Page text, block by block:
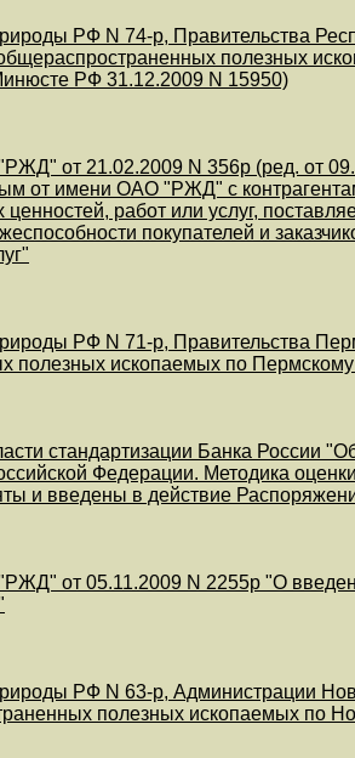
РФ N 74-р, Правительства
полезных
РФ 31.12.2009 N 15950)
от 21.02.2009 N 356р (ред. от
от имени ОАО "РЖД" с
ценностей, работ или услуг,
покупателей и
РФ N 71-р, Правительства
полезных ископаемых по
стандартизации Банка России
Федерации. Методика
и введены в действие
от 05.11.2009 N 2255р "О
РФ N 63-р, Администрации
полезных ископаемых по